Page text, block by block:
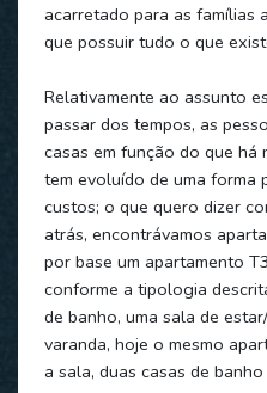
acarretado para as famílias
que possuir tudo o que
Relativamente ao assunto
passar dos tempos, as
casas em função do que há
tem evoluído de uma forma
custos; o que quero dizer
atrás, encontrávamos
por base um apartamento
conforme a tipologia
de banho, uma sala de
varanda, hoje o mesmo
a sala, duas casas de